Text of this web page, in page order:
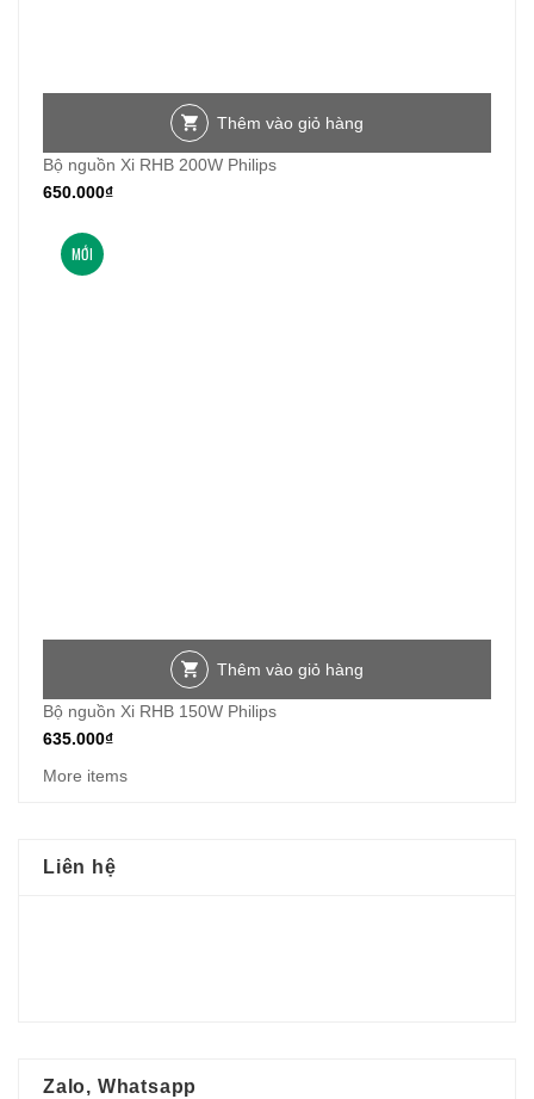
Thêm vào giỏ hàng
Bộ nguồn Xi RHB 200W Philips
650.000₫
MỚI
Thêm vào giỏ hàng
Bộ nguồn Xi RHB 150W Philips
635.000₫
More items
Liên hệ
Zalo, Whatsapp